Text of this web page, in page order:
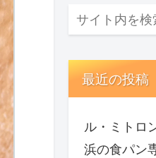
最近の投稿
ル・ミトロ
浜の食パン